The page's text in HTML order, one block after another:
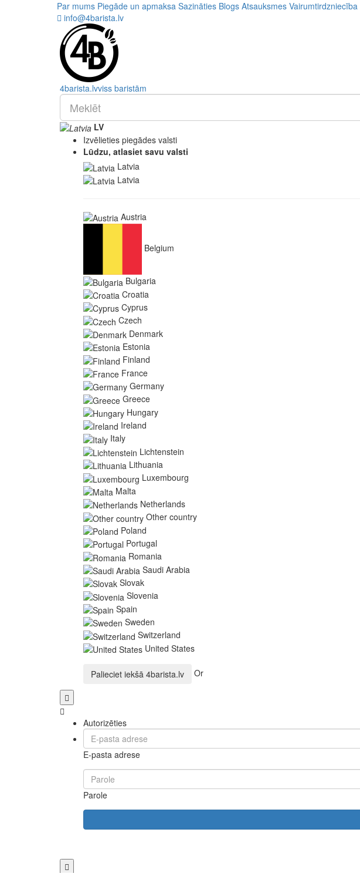
Par mums Piegāde un apmaksa Sazināties Blogs Atsauksmes Vairumtirdzniecība
info@4barista.lv
4barista.lvviss baristām
LV
Izvēlieties piegādes valsti
Lūdzu, atlasiet savu valsti
Latvia
Latvia
Austria
Belgium
Bulgaria
Croatia
Cyprus
Czech
Denmark
Estonia
Finland
France
Germany
Greece
Hungary
Ireland
Italy
Lichtenstein
Lithuania
Luxembourg
Malta
Netherlands
Other country
Poland
Portugal
Romania
Saudi Arabia
Slovak
Slovenia
Spain
Sweden
Switzerland
United States
Palieciet iekšā 4barista.lv Or
Autorizēties
E-pasta adrese
Parole